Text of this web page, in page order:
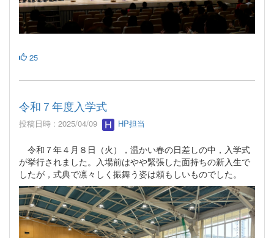
25
令和７年度入学式
投稿日時 : 2025/04/09 HP担当
令和７年４月８日（火），温かい春の日差しの中，入学式
が挙行されました。入場前はやや緊張した面持ちの新入生で
したが，式典で凛々しく振舞う姿は頼もしいものでした。